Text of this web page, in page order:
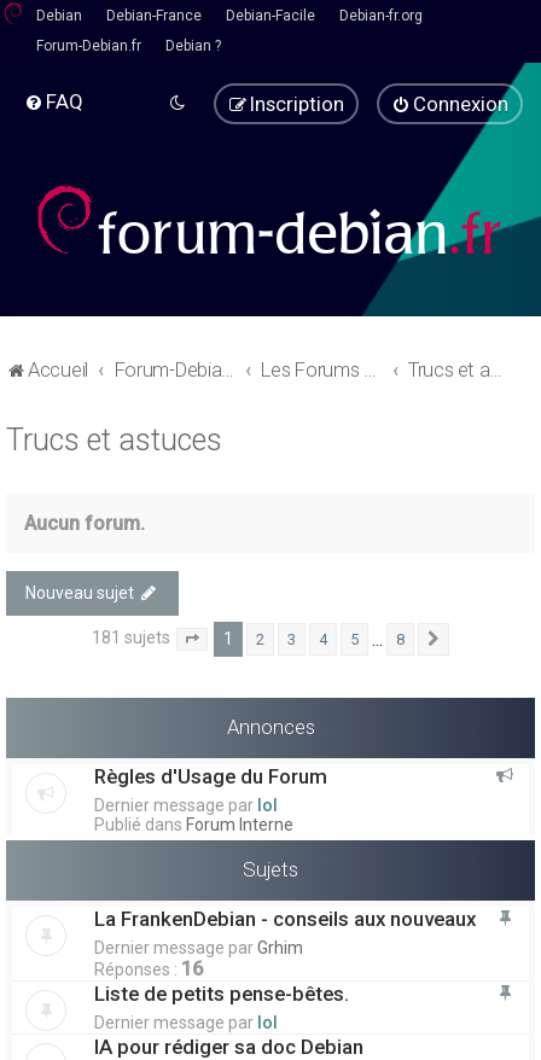
Debian Debian-France Debian-Facile
Debian-fr.org
Forum-Debian.fr
Debian ?
FAQ Connexion
Inscription
Accueil Forum-Debian.fr Les Forums d'aide Trucs et astuces
Trucs et astuces
Aucun forum.
Nouveau sujet
181 sujets Page sur 8
1 2 3 4 5 8
Annonces
Règles d'Usage du Forum
Dernier message par lol
Publié dans Forum Interne
Sujets
La FrankenDebian - conseils aux nouveaux
Dernier message parGrhim
Réponses : 16
Liste de petits pense-bêtes.
Dernier message par lol
IA pour rédiger sa doc Debian